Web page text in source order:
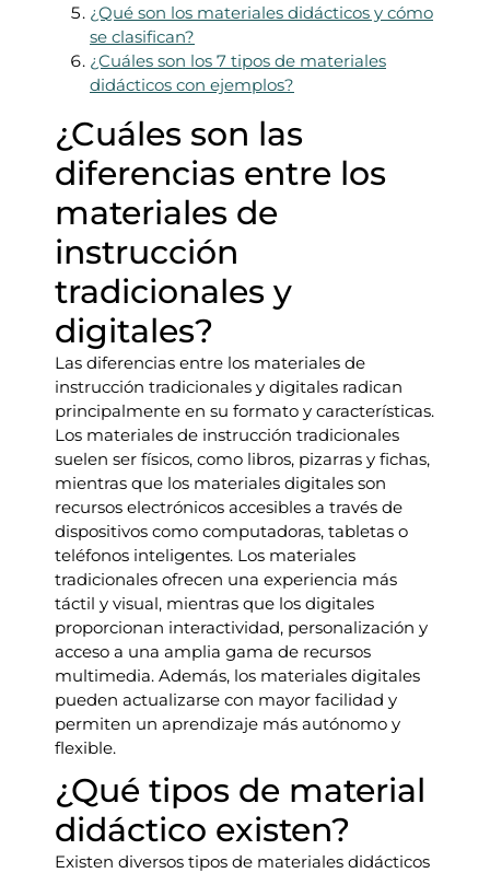
¿Qué son los materiales didácticos y cómo
se clasifican?
¿Cuáles son los 7 tipos de materiales
didácticos con ejemplos?
¿Cuáles son las
diferencias entre los
materiales de
instrucción
tradicionales y
digitales?
Las diferencias entre los materiales de
instrucción tradicionales y digitales radican
principalmente en su formato y características.
Los materiales de instrucción tradicionales
suelen ser físicos, como libros, pizarras y fichas,
mientras que los materiales digitales son
recursos electrónicos accesibles a través de
dispositivos como computadoras, tabletas o
teléfonos inteligentes. Los materiales
tradicionales ofrecen una experiencia más
táctil y visual, mientras que los digitales
proporcionan interactividad, personalización y
acceso a una amplia gama de recursos
multimedia. Además, los materiales digitales
pueden actualizarse con mayor facilidad y
permiten un aprendizaje más autónomo y
flexible.
¿Qué tipos de material
didáctico existen?
Existen diversos tipos de materiales didácticos